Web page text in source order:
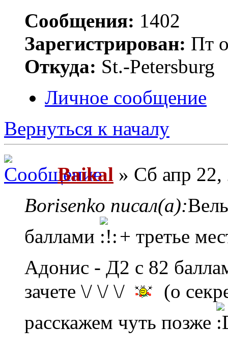
Сообщения: 1402
Зарегистрирован: Пт
Откуда: St.-Petersburg
Личное сообщение
Вернуться к началу
Baikal » Сб апр 22,
Borisenko писал(а):
баллами
+ третье
Адонис - Д2 с 82
зачете \/ \/ \/
(о
расскажем чуть позже